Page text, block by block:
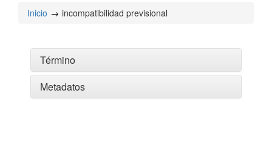
Inicio incompatibilidad previsional
Término
Metadatos